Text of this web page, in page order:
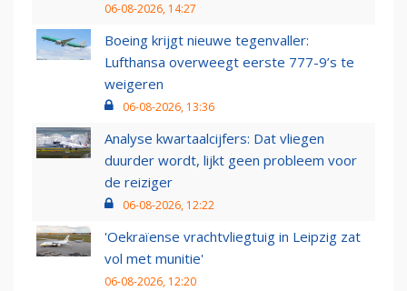
06-08-2026, 14:27
Boeing krijgt nieuwe tegenvaller:
Lufthansa overweegt eerste 777-9’s te
weigeren
06-08-2026, 13:36
Analyse kwartaalcijfers: Dat vliegen
duurder wordt, lijkt geen probleem voor
de reiziger
06-08-2026, 12:22
'Oekraïense vrachtvliegtuig in Leipzig zat
vol met munitie'
06-08-2026, 12:20